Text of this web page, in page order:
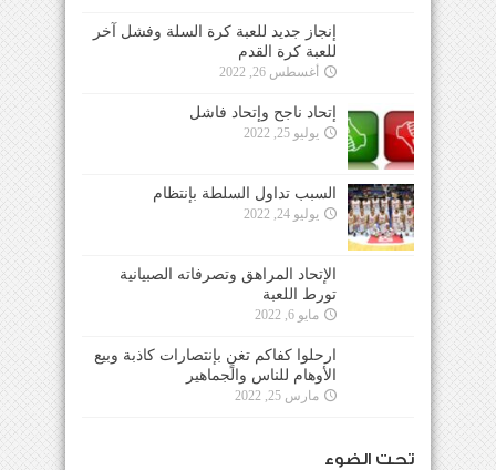
إنجاز جديد للعبة كرة السلة وفشل آخر
للعبة كرة القدم
أغسطس 26, 2022
إتحاد ناجح وإتحاد فاشل
يوليو 25, 2022
السبب تداول السلطة بإنتظام
يوليو 24, 2022
الإتحاد المراهق وتصرفاته الصبيانية
تورط اللعبة
مايو 6, 2022
ارحلوا كفاكم تغنٍ بإنتصارات كاذبة وبيع
الأوهام للناس والجماهير
مارس 25, 2022
تحت الضوء